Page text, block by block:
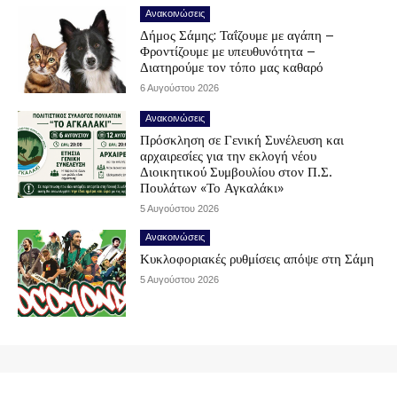
Ανακοινώσεις
Δήμος Σάμης: Ταΐζουμε με αγάπη –
Φροντίζουμε με υπευθυνότητα –
Διατηρούμε τον τόπο μας καθαρό
6 Αυγούστου 2026
Ανακοινώσεις
Πρόσκληση σε Γενική Συνέλευση και
αρχαιρεσίες για την εκλογή νέου
Διοικητικού Συμβουλίου στον Π.Σ.
Πουλάτων «Το Αγκαλάκι»
5 Αυγούστου 2026
Ανακοινώσεις
Κυκλοφοριακές ρυθμίσεις απόψε στη Σάμη
5 Αυγούστου 2026